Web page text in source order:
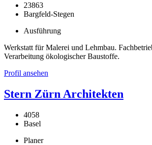
23863
Bargfeld-Stegen
Ausführung
Werkstatt für Malerei und Lehmbau.
Verarbeitung ökologischer Baustoffe.
Profil ansehen
Stern Zürn Architekten
4058
Basel
Planer